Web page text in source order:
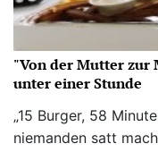
"Von der Mutter zur
unter einer Stunde
„15 Burger, 58
niemanden satt